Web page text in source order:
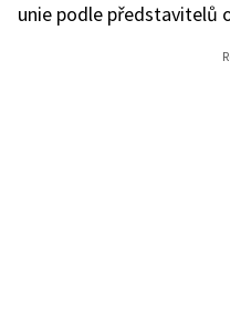
unie podle představitelů